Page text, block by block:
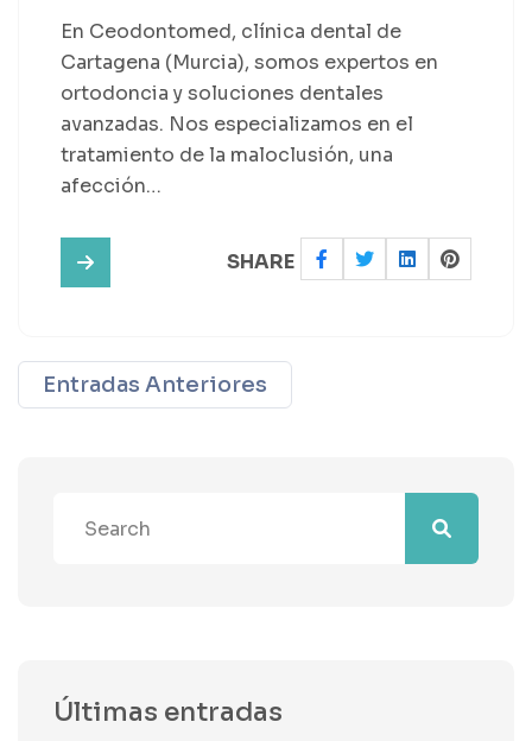
En Ceodontomed, clínica dental de
Cartagena (Murcia), somos expertos en
ortodoncia y soluciones dentales
avanzadas. Nos especializamos en el
tratamiento de la maloclusión, una
afección…
SHARE
Navegación de
Entradas Anteriores
Últimas entradas